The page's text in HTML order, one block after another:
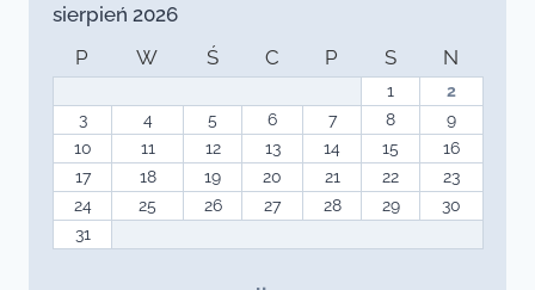
sierpień 2026
P
W Ś C P S N
1
2
3
4 5 6 7 8
9
10
11 12 13 14 15
16
17
18 19 20 21 22
23
24
25 26 27 28 29
30
31